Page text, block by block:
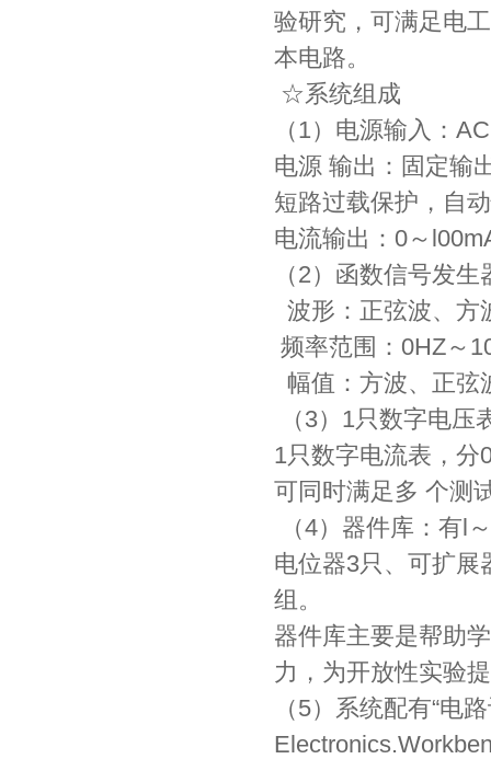
验研究，可满足电
本电路。
☆系统组成
（1）电源输入：
电源 输出：固定输
短路过载保护，自
电流输出：0～
（2）函数信号发生
波形：正弦波、方
频率范围：0HZ～
幅值：方波、正弦
（3）1只数字电压
1只数字电流表，分
可同时满足多 个测
（4）器件库：有l
电位器3只、可扩展
组。
器件库主要是帮助
力，为开放性实验
（5）系统配有“电